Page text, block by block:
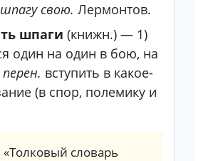
свою. Лермонтов.
шпаги (книжн.) — 1)
один на один в бою, на
перен. вступить в какое-
(в спор, полемику и
«Толковый словарь